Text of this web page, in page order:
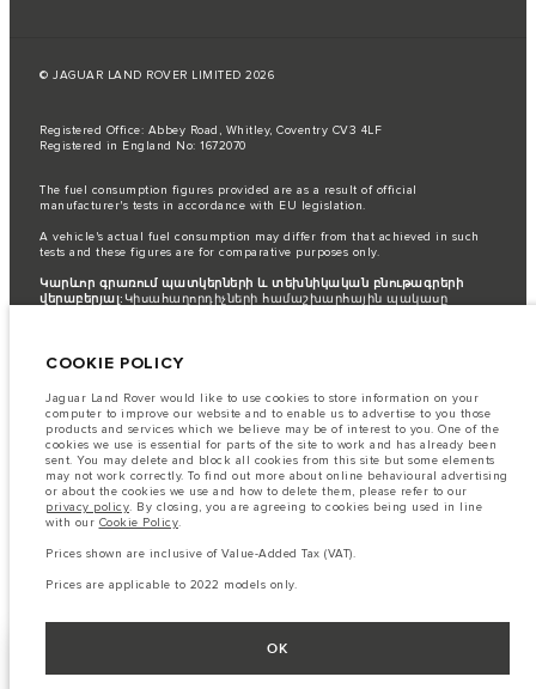
© JAGUAR LAND ROVER LIMITED 2026
Registered Office: Abbey Road, Whitley, Coventry CV3 4LF
Registered in England No: 1672070
The fuel consumption figures provided are as a result of official
manufacturer's tests in accordance with EU legislation.
A vehicle's actual fuel consumption may differ from that achieved in such
tests and these figures are for comparative purposes only.
Կարևոր գրառում պատկերների և տեխնիկական բնութագրերի
վերաբերյալ:Կիսահաղորդիչների համաշխարհային պակասը
օգտագործվող պատկերները կարող են ամբողջությամբ
գունային սխեմաների ընթացիկ տեխնիկական բնութագրերը:
Խնդրում ենք խորհրդակցել ձեր մանրածախ վաճառողի հետ, ով
կկարողանա ներկայացնել ձեզ առկա ցանկացած
սահմանափակում՝ ճիշտ ընտրություն կատարելու համար
The information, specification, engines and colours on this website are based
on European specification and may vary from market to market and are
subject to change without notice. Some vehicles are shown with optional
equipment that may not be available in all markets. Please contact your
local retailer for local availability and prices.
Prices shown are inclusive of Value-Added Tax (VAT).
Prices are applicable to 2026 models only.
COOKIE POLICY
Jaguar Land Rover would like to use cookies to store information on your
computer to improve our website and to enable us to advertise to you those
products and services which we believe may be of interest to you. One of the
cookies we use is essential for parts of the site to work and has already been
sent. You may delete and block all cookies from this site but some elements
may not work correctly. To find out more about online behavioural advertising
or about the cookies we use and how to delete them, please refer to our
privacy policy. By closing, you are agreeing to cookies being used in line
with our Cookie Policy.
Prices shown are inclusive of Value-Added Tax (VAT).
Prices are applicable to 2022 models only.
OK
NEXT STEPS